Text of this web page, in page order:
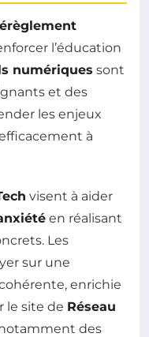
l’éducation
numériques sont
et des
les enjeux
à
visent à aider
en réalisant
Les
sur une
enrichie
le site de Réseau
des